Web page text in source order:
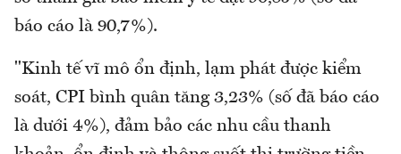
báo cáo là 90,7%).
"Kinh tế vĩ mô ổn định, lạm phát được kiểm
soát, CPI bình quân tăng 3,23% (số đã báo cáo
là dưới 4%), đảm bảo các nhu cầu thanh